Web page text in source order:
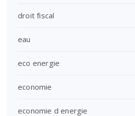
droit fiscal
eau
eco energie
economie
economie d energie